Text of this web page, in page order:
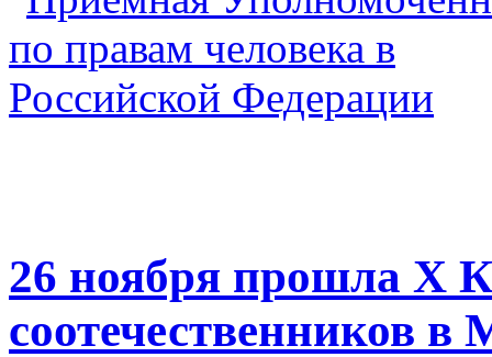
26 ноября прошла X
соотечественников в